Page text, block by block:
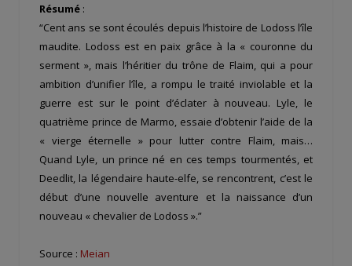
Résumé :
“Cent ans se sont écoulés depuis l’histoire de Lodoss l’île
maudite. Lodoss est en paix grâce à la « couronne du
serment », mais l’héritier du trône de Flaim, qui a pour
ambition d’unifier l’île, a rompu le traité inviolable et la
guerre est sur le point d’éclater à nouveau. Lyle, le
quatrième prince de Marmo, essaie d’obtenir l’aide de la
« vierge éternelle » pour lutter contre Flaim, mais…
Quand Lyle, un prince né en ces temps tourmentés, et
Deedlit, la légendaire haute-elfe, se rencontrent, c’est le
début d’une nouvelle aventure et la naissance d’un
nouveau « chevalier de Lodoss ».”
Source : Meian